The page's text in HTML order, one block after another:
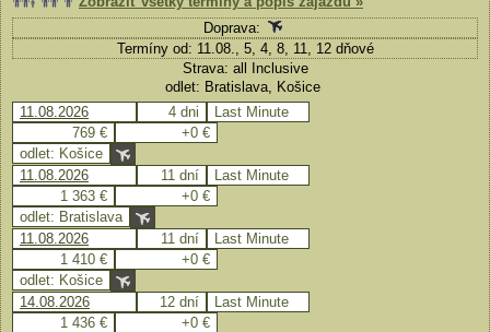
Doprava:
Termíny od: 11.08., 5, 4, 8, 11, 12 dňové
Strava: all Inclusive
odlet: Bratislava, Košice
11.08.2026
4 dni
Last Minute
769 €
+0 €
odlet: Košice
11.08.2026
11 dní
Last Minute
1 363 €
+0 €
odlet: Bratislava
11.08.2026
11 dní
Last Minute
1 410 €
+0 €
odlet: Košice
14.08.2026
12 dní
Last Minute
1 436 €
+0 €